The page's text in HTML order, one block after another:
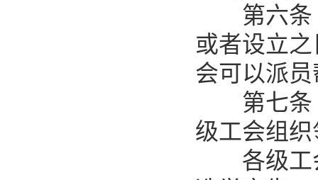
第六条
或者设立
会可以派
第七条
级工会组
各级工会